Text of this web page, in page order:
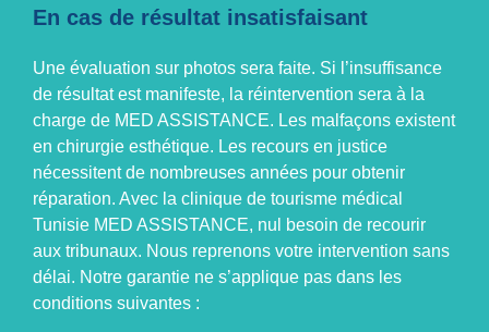
En cas de résultat insatisfaisant
Une évaluation sur photos sera faite. Si l’insuffisance
de résultat est manifeste, la réintervention sera à la
charge de MED ASSISTANCE. Les malfaçons existent
en chirurgie esthétique. Les recours en justice
nécessitent de nombreuses années pour obtenir
réparation. Avec la clinique de tourisme médical
Tunisie MED ASSISTANCE, nul besoin de recourir
aux tribunaux. Nous reprenons votre intervention sans
délai. Notre garantie ne s’applique pas dans les
conditions suivantes :